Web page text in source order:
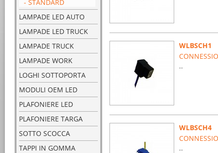
- STANDARD
LAMPADE LED AUTO
LAMPADE LED TRUCK
LAMPADE TRUCK
LAMPADE WORK
LOGHI SOTTOPORTA
MODULI OEM LED
PLAFONIERE LED
PLAFONIERE TARGA
SOTTO SCOCCA
TAPPI IN GOMMA
WLBSCH1
..
WLBSCH4
..